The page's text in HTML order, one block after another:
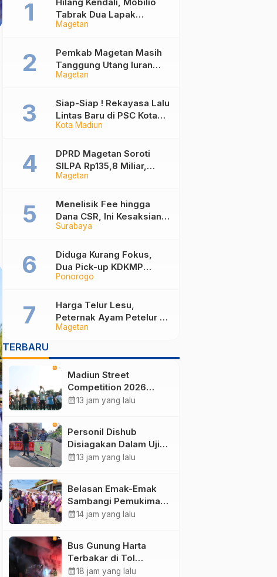
Magetan
Tabrak Dua Lapak
Pedagang di Pasar
Magetan
Pemkab Magetan Masih
Tanggung Utang Iuran
JKN Rp6 Miliar, Dampak
Tekanan Fiskal
Kota Madiun
Siap-Siap ! Rekayasa Lalu
Lintas Baru di PSC Kota
Madiun Berlaku, Ini Daftar
Magetan
DPRD Magetan Soroti
SILPA Rp135,8 Miliar,
Desak Pemkab
Bayar Proyek
Surabaya
Menelisik Fee hingga
Dana CSR, Ini Kesaksian
Tiga Kontraktor Soal
DPUPR Kota Madiun
Ponorogo
Diduga Kurang Fokus,
Dua Pick-up KDKMP
Tabrak Bus Pariwisata di
Magetan
Harga Telur Lesu,
Peternak Ayam Petelur di
Magetan Terpaksa Gadai
demi Bertahan
TERBARU
Madiun Street
Competition 2026
Ramaikan Balai Kota,
hingga Mural
calendar_month13 jam yang lalu
Personil Dishub
Disiagakan Dalam Uji
Coba Arus Lalu Lintas
calendar_month13 jam yang lalu
Belasan Emak-Emak
Sambangi Pemukiman
Terpencil di Ponorogo,
calendar_month14 jam yang lalu
Bus Gunung Harta
Terbakar di Tol
Madiun-Nganjuk, 30
calendar_month18 jam yang lalu